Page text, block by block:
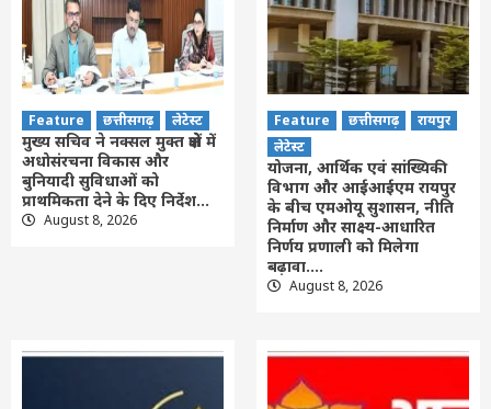
Feature छत्तीसगढ़ लेटेस्ट
मुख्य सचिव ने नक्सल मुक्त क्षेत्रों में
अधोसंरचना विकास और
बुनियादी सुविधाओं को
प्राथमिकता देने के दिए निर्देश…
August 8, 2026
Feature छत्तीसगढ़
रायपुर
लेटेस्ट
योजना, आर्थिक एवं सांख्यिकी
विभाग और आईआईएम रायपुर
के बीच एमओयू सुशासन, नीति
निर्माण और साक्ष्य-आधारित
निर्णय प्रणाली को मिलेगा
बढ़ावा….
August 8, 2026